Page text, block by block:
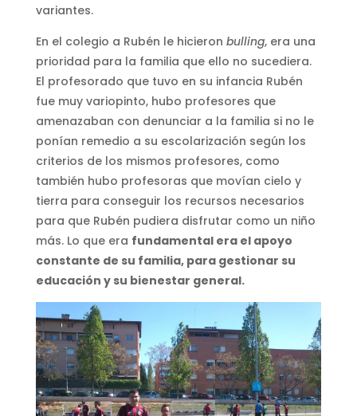
variantes.
En el colegio a Rubén le hicieron bulling, era una
prioridad para la familia que ello no sucediera.
El profesorado que tuvo en su infancia Rubén
fue muy variopinto, hubo profesores que
amenazaban con denunciar a la familia si no le
ponían remedio a su escolarización según los
criterios de los mismos profesores, como
también hubo profesoras que movían cielo y
tierra para conseguir los recursos necesarios
para que Rubén pudiera disfrutar como un niño
más. Lo que era fundamental era el apoyo
constante de su familia, para gestionar su
educación y su bienestar general.